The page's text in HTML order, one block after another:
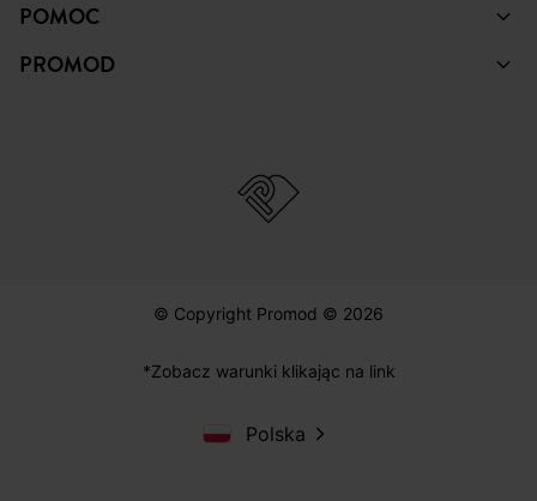
POMOC
PROMOD
© Copyright Promod © 2026
*Zobacz warunki klikając na link
Polska